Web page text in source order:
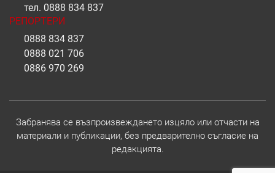
тел. 0888 834 837
РЕПОРТЕРИ
0888 834 837
0888 021 706
0886 970 269
Забранява се възпроизвеждането изцяло или отчасти на
материали и публикации, без предварително съгласие на
редакцията.